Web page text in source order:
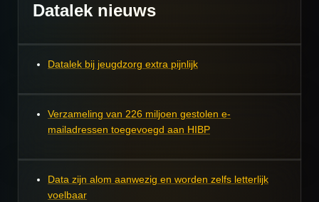
Datalek nieuws
Datalek bij jeugdzorg extra pijnlijk
Verzameling van 226 miljoen gestolen e-
mailadressen toegevoegd aan HIBP
Data zijn alom aanwezig en worden zelfs letterlijk
voelbaar